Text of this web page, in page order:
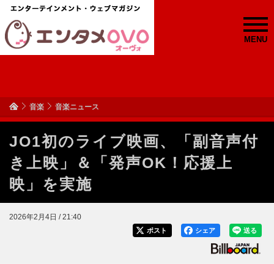
MENU
音楽 音楽ニュース
JO1初のライブ映画、「副音声付
き上映」＆「発声OK！応援上
映」を実施
2026年2月4日 / 21:40
送る
シェア
ポスト